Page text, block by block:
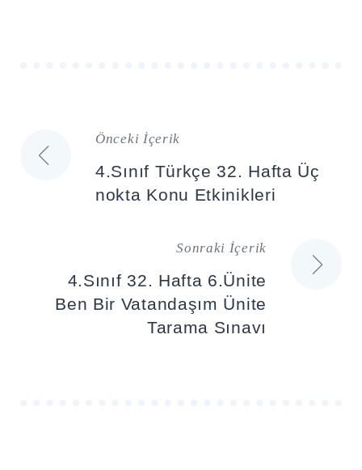
Yazı
gezinmesi
Önceki İçerik
4.Sınıf Türkçe 32. Hafta Üç
nokta Konu Etkinikleri
Sonraki İçerik
4.Sınıf 32. Hafta 6.Ünite
Ben Bir Vatandaşım Ünite
Tarama Sınavı